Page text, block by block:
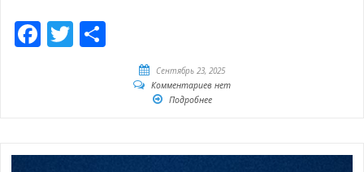
Facebook
Twitter
Сентябрь 23, 2025
Комментариев нет
Подробнее